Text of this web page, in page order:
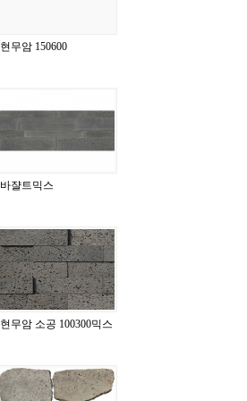
현무암 150600
바쟐트믹스
현무암 소공 100300믹스